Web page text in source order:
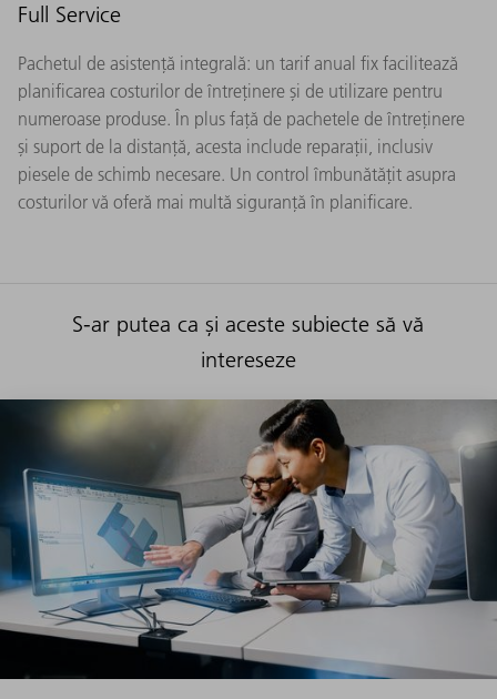
Full Service
Pachetul de asistență integrală: un tarif anual fix facilitează
planificarea costurilor de întreținere și de utilizare pentru
numeroase produse. În plus față de pachetele de întreținere
și suport de la distanță, acesta include reparații, inclusiv
piesele de schimb necesare. Un control îmbunătățit asupra
costurilor vă oferă mai multă siguranță în planificare.
S-ar putea ca și aceste subiecte să vă
intereseze